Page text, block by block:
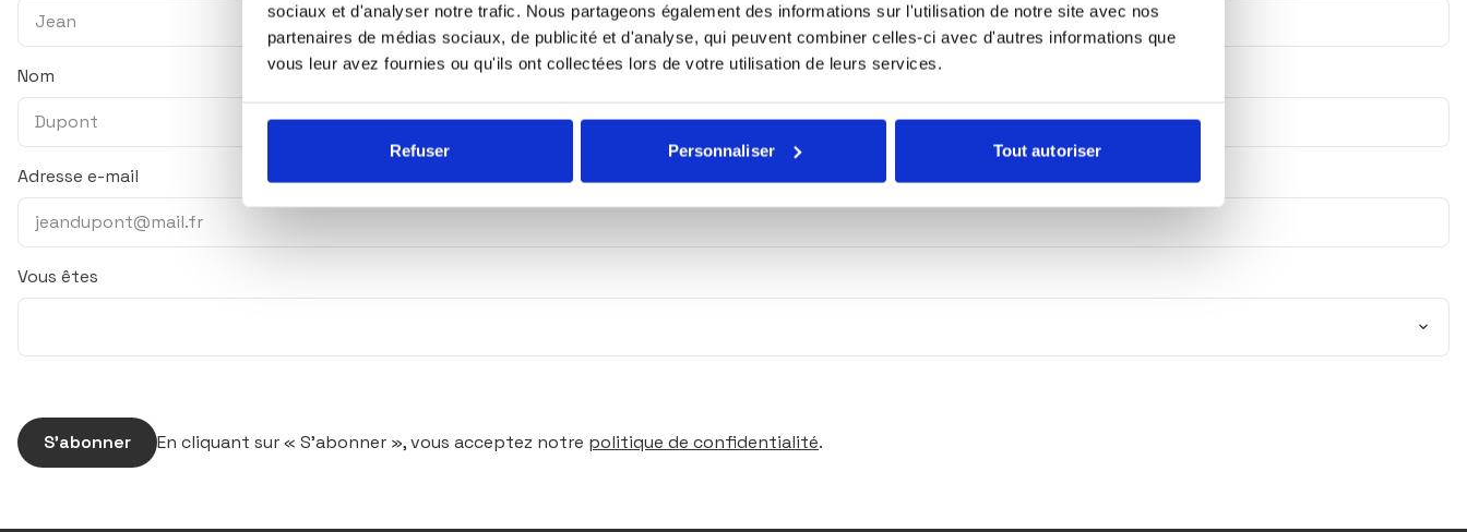
sociaux et d'analyser notre trafic. Nous partageons également des informations sur l'utilisation de notre site avec nos
partenaires de médias sociaux, de publicité et d'analyse, qui peuvent combiner celles-ci avec d'autres informations que
vous leur avez fournies ou qu'ils ont collectées lors de votre utilisation de leurs services.
Refuser Personnaliser Tout autoriser
Nom
Adresse e-mail
Vous êtes
S’abonner En cliquant sur « S’abonner », vous acceptez notre politique de confidentialité.